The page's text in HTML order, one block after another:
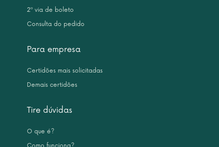
2ª via de boleto
Consulta do pedido
Para empresa
Certidões mais solicitadas
Demais certidões
Tire dúvidas
O que é?